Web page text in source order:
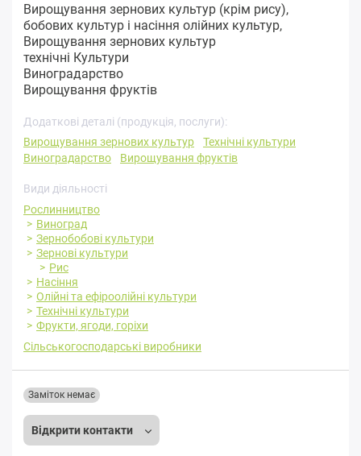
Вирощування зернових культур (крім рису),
бобових культур і насіння олійних культур,
Вирощування зернових культур
технічні Культури
Виноградарство
Вирощування фруктів
Додаткові деталі (продукція, послуги):
Вирощування зернових культур
Технічні культури
Виноградарство
Вирощування фруктів
Види діяльності
Рослинництво
Виноград
Зернобобові культури
Зернові культури
Рис
Насіння
Олійні та ефіроолійні культури
Технічні культури
Фрукти, ягоди, горіхи
Сільськогосподарські виробники
Відкрити контакти
Заміток немає